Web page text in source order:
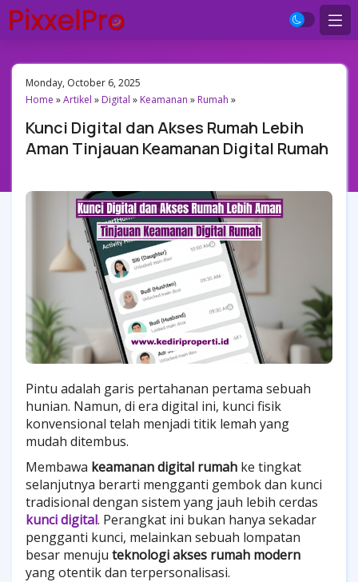
Monday, October 6, 2025
Home »Artikel » Digital » Keamanan » Rumah »
Kunci Digital dan Akses Rumah Lebih
Aman Tinjauan Keamanan Digital Rumah
Pintu adalah garis pertahanan pertama sebuah
hunian. Namun, di era digital ini, kunci fisik
konvensional telah menjadi titik lemah yang
mudah ditembus.
Membawa keamanan digital rumah ke tingkat
selanjutnya berarti mengganti gembok dan kunci
tradisional dengan sistem yang jauh lebih cerdas
kunci digital. Perangkat ini bukan hanya sekadar
pengganti kunci, melainkan sebuah lompatan
besar menuju teknologi akses rumah modern
yang otentik dan terpersonalisasi.